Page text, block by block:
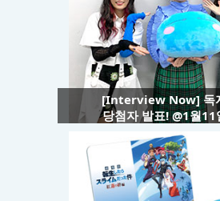
[Interview Now] 독
당첨자 발표! @1월11